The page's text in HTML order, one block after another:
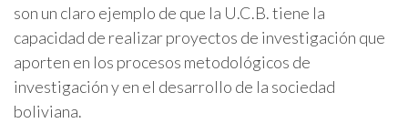
son un claro ejemplo de que la U.C.B. tiene la
capacidad de realizar proyectos de investigación que
aporten en los procesos metodológicos de
investigación y en el desarrollo de la sociedad
boliviana.